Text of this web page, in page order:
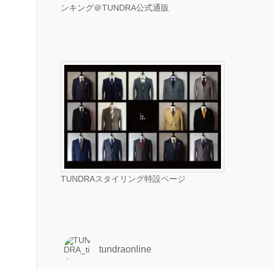
ンキング＠TUNDRA公式通販
TUNDRAスタイリング特設ページ
tundraonline